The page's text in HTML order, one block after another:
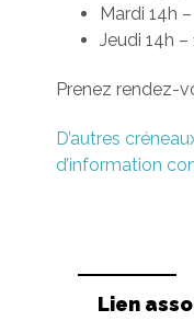
Mardi 14h
Jeudi 14h –
Prenez rendez-
D’autres
d’information
Lien